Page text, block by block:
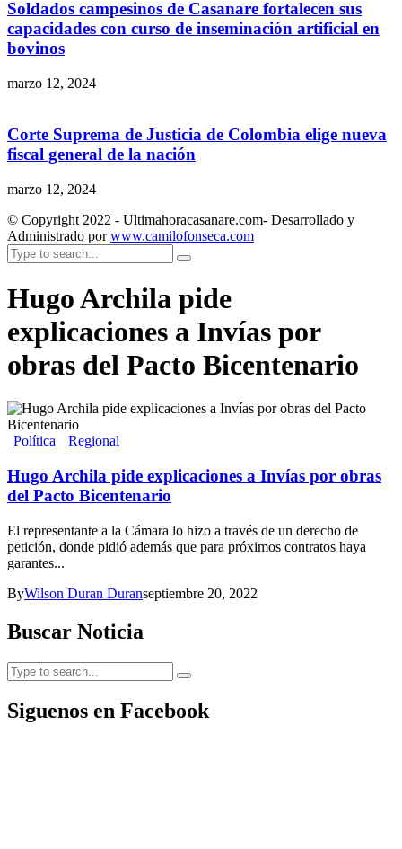
Soldados campesinos de Casanare fortalecen sus
capacidades con curso de inseminación artificial en
bovinos
marzo 12, 2024
Corte Suprema de Justicia de Colombia elige nueva
fiscal general de la nación
marzo 12, 2024
© Copyright 2022 - Ultimahoracasanare.com- Desarrollado y
Administrado porwww.camilofonseca.com
Hugo Archila pide
explicaciones a Invías por
obras del Pacto Bicentenario
Política Regional
Hugo Archila pide explicaciones a Invías por obras
del Pacto Bicentenario
El representante a la Cámara lo hizo a través de un derecho de
petición, donde pidió además que para próximos contratos haya
garantes...
ByWilson Duran Duranseptiembre 20, 2022
Buscar Noticia
Siguenos en Facebook